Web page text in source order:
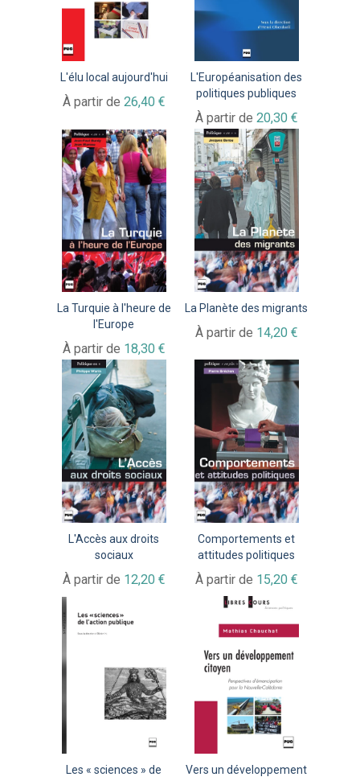
L'élu local aujourd'hui
À partir de 26,40 €
L'Européanisation des
politiques publiques
À partir de 20,30 €
La Turquie à l'heure de
l'Europe
À partir de 18,30 €
La Planète des migrants
À partir de 14,20 €
L'Accès aux droits
sociaux
À partir de 12,20 €
Comportements et
attitudes politiques
À partir de 15,20 €
Les « sciences » de
Vers un développement